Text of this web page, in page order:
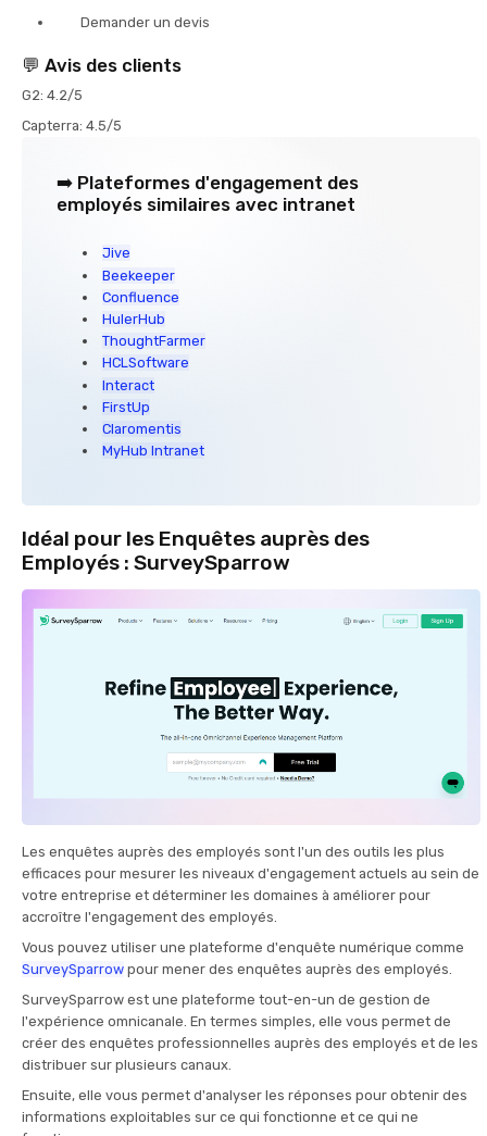
Demander un devis
💬 Avis des clients
G2: 4.2/5
Capterra: 4.5/5
➡️ Plateformes d'engagement des
employés similaires avec intranet
Jive
Beekeeper
Confluence
HulerHub
ThoughtFarmer
HCLSoftware
Interact
FirstUp
Claromentis
MyHub Intranet
Idéal pour les Enquêtes auprès des
Employés : SurveySparrow
Les enquêtes auprès des employés sont l'un des outils les plus
efficaces pour mesurer les niveaux d'engagement actuels au sein de
votre entreprise et déterminer les domaines à améliorer pour
accroître l'engagement des employés.
Vous pouvez utiliser une plateforme d'enquête numérique comme
SurveySparrow pour mener des enquêtes auprès des employés.
SurveySparrow est une plateforme tout-en-un de gestion de
l'expérience omnicanale. En termes simples, elle vous permet de
créer des enquêtes professionnelles auprès des employés et de les
distribuer sur plusieurs canaux.
Ensuite, elle vous permet d'analyser les réponses pour obtenir des
informations exploitables sur ce qui fonctionne et ce qui ne